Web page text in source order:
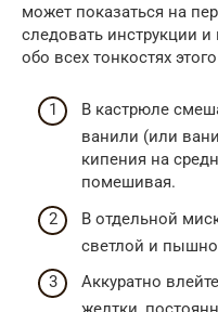
может показаться на
следовать инструкции
обо всех тонкостях
В кастрюле
ванили (или
кипения на
помешивая.
В отдельной
светлой и
Аккуратно